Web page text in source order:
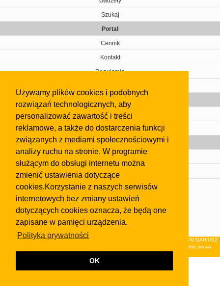
Używamy plików cookies i podobnych
rozwiązań technologicznych, aby
personalizować zawartość i treści
reklamowe, a także do dostarczenia funkcji
związanych z mediami społecznościowymi i
analizy ruchu na stronie. W programie
służącym do obsługi internetu można
zmienić ustawienia dotyczące
cookies.Korzystanie z naszych serwisów
internetowych bez zmiany ustawień
dotyczących cookies oznacza, że będą one
zapisane w pamięci urządzenia.
Polityka prywatności
OK
Szukaj
Portal
Cennik
Kontakt
Regulamin
Gazeta
Olkusz
Kontakt
Strefa dla biznesu
Biura nieruchomości
Dealerzy i autokomisy
Skontaktuj się z nami
regulaminuiPolityki Prywatności.
Klauzula FB
© 2026Wydawnictwo NEON sp. z o.o. (dawniej: FIRMA NEON MAREK KLUCZEWSKI DARIUSZ
KRAWCZYK s.c.) z siedzibą w Olkuszu, ul.Żuradzka 15, 32-300 Olkusz . Wszystkie prawa